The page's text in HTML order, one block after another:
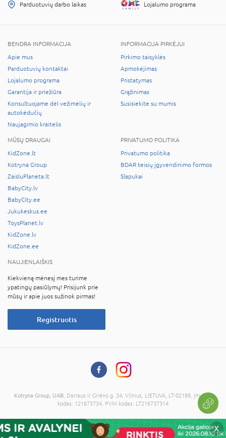
X
Parduotuvių darbo laikas Lojalumo programa
BENDRA INFORMACIJA
Apie mus
Parduotuvių kontaktai
Lojalumo programa
Garantija ir priežiūra
Konsultuojame dėl vežimėlių ir
autokėdučių
Naujagimio kraitelis
INFORMACIJA PIRKĖJUI
Pirkimo taisyklės
Apmokėjimas
Pristatymas
Grąžinimas
Susisiekite su mumis
MŪSŲ DRAUGAI
KidZone.lt
Kotryna Group
ZaisluPlaneta.lt
BabyCity.lv
BabyCity.ee
Jukukeskus.ee
ToysPlanet.lv
KidZone.lv
KidZone.ee
PRIVATUMO POLITIKA
Privatumo politika
BDAR teisių įgyvendinimo formos
Slapukai
NAUJIENLAIŠKIS
Kiekvieną mėnesį mes turime
ypatingų pasiūlymų! Prisijunk prie
mūsų ir apie juos sužinok pirmas!
Registruotis
Kotryna Group, UAB , Dariaus ir Girėno g. 34, Vilnius, LIETUVA, LT-02189, Įmonės
kodas: 121673734, PVM kodas: LT216737314
© 2026 Visos teisės saugomos. Kopijuoti informaciją be administracijos sutikimo
draudžiama